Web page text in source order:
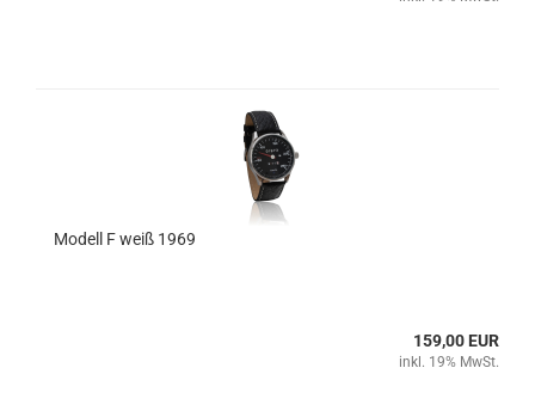
Modell F weiß 1969
159,00 EUR
inkl. 19% MwSt.